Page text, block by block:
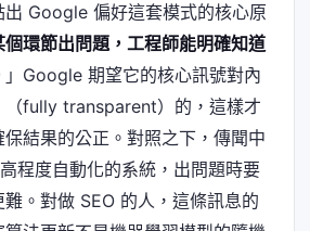
出 Google 偏好這套模式的核心原
個環節出問題，工程師能明確知道
」Google 期望它的核心訊號對內
（fully transparent）的，這樣才
結果的公正。對照之下，傳聞中
程度自動化的系統，出問題時要
。對做 SEO 的人，這條訊息的